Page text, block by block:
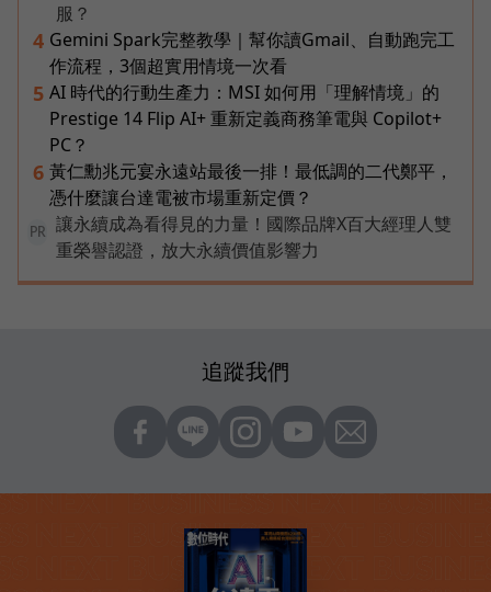
服？
4 Gemini Spark完整教學｜幫你讀Gmail、自動跑完工
作流程，3個超實用情境一次看
5 AI 時代的行動生產力：MSI 如何用「理解情境」的
Prestige 14 Flip AI+ 重新定義商務筆電與 Copilot+
PC？
6 黃仁勳兆元宴永遠站最後一排！最低調的二代鄭平，
憑什麼讓台達電被市場重新定價？
PR
讓永續成為看得見的力量！國際品牌X百大經理人雙
重榮譽認證，放大永續價值影響力
追蹤我們